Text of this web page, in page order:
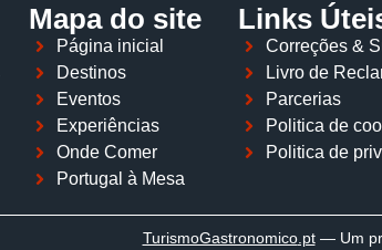
Mapa do site
Página inicial
Destinos
Eventos
Experiências
Onde Comer
Portugal à Mesa
Links
Correções &
Livro de
Parcerias
Politica de
Politica de
TurismoGastronomico.pt— Um